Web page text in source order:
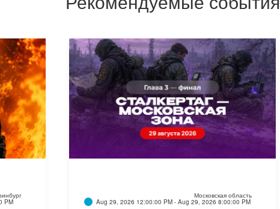
PM Aug 29, 2026 12:00:00 PM - Aug 29, 2026 8:00:00 PM
Московская область